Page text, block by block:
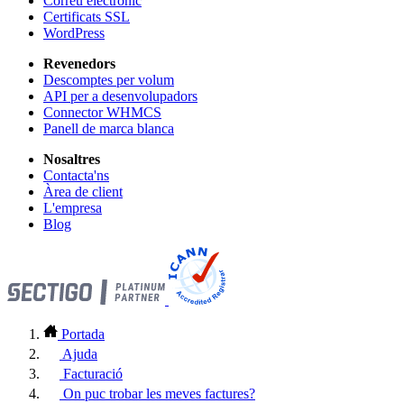
Certificats SSL
WordPress
Revenedors
Descomptes per volum
API per a desenvolupadors
Connector WHMCS
Panell de marca blanca
Nosaltres
Contacta'ns
Àrea de client
L'empresa
Blog
Portada
Ajuda
Facturació
On puc trobar les meves factures?